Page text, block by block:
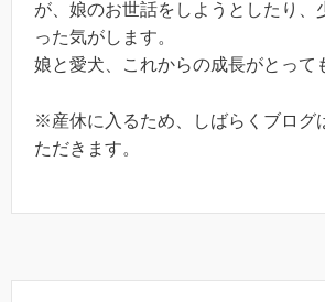
が、娘のお世話をしようとしたり、
った気がします。
娘と愛犬、これからの成長がとって
※産休に入るため、しばらくブログ
ただきます。